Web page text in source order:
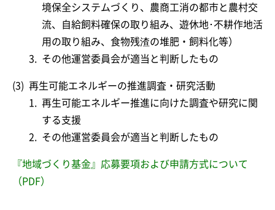
境保全システムづくり、農商工消の都市と農村交
流、自給飼料確保の取り組み、遊休地･不耕作地活
用の取り組み、食物残渣の堆肥・飼料化等）
3.
その他運営委員会が適当と判断したもの
(3) 再生可能エネルギーの推進調査・研究活動
1.
再生可能エネルギー推進に向けた調査や研究に関
する支援
2.
その他運営委員会が適当と判断したもの
『地域づくり基金』応募要項および申請方式について
（PDF）